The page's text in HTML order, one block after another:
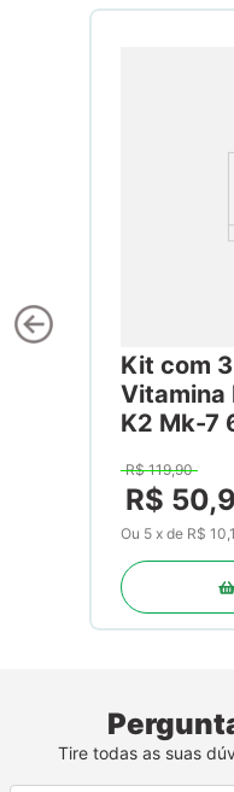
Kit com
Vitamina
K2 Mk-7
R$ 119,90
R$ 50,
Ou 5 xde R$
Tire todas as suas